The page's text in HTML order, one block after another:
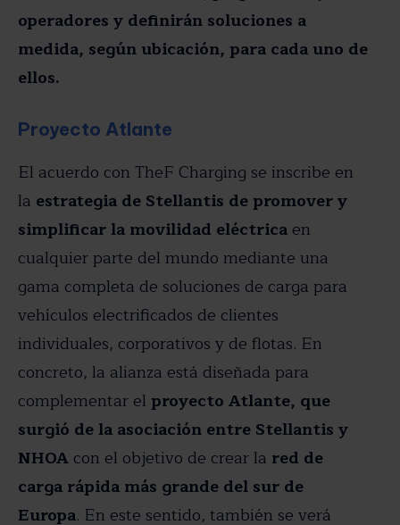
operadores y definirán soluciones a
medida, según ubicación, para cada uno de
ellos.
Proyecto Atlante
El acuerdo con TheF Charging se inscribe en
la estrategia de Stellantis de promover y
simplificar la movilidad eléctrica en
cualquier parte del mundo mediante una
gama completa de soluciones de carga para
vehículos electrificados de clientes
individuales, corporativos y de flotas. En
concreto, la alianza está diseñada para
complementar el proyecto Atlante, que
surgió de la asociación entre Stellantis y
NHOA con el objetivo de crear la red de
carga rápida más grande del sur de
Europa. En este sentido, también se verá